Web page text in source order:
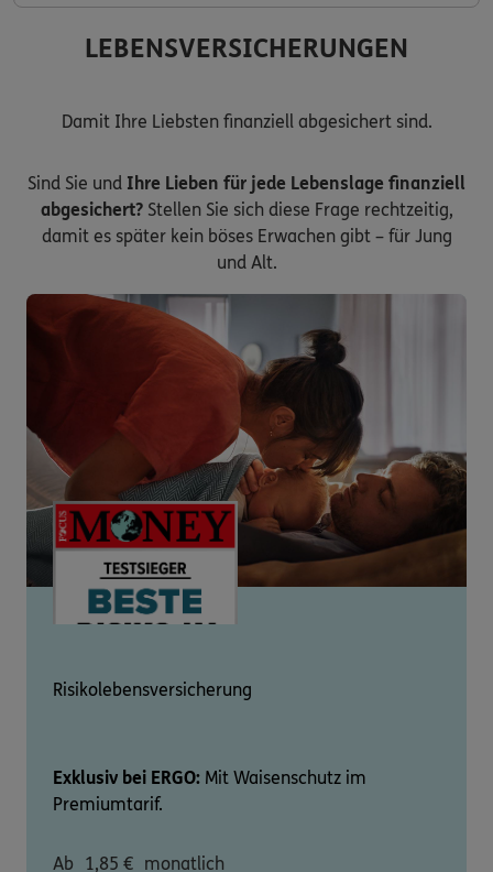
LEBENSVERSICHERUNGEN
Damit Ihre Liebsten finanziell abgesichert sind.
Sind Sie und Ihre Lieben für jede Lebenslage finanziell
abgesichert?Stellen Sie sich diese Frage rechtzeitig,
damit es später kein böses Erwachen gibt – für Jung
und Alt.
Risikolebensversicherung
Exklusiv bei ERGO: Mit Waisenschutz im
Premiumtarif.
Ab 1,85 € monatlich